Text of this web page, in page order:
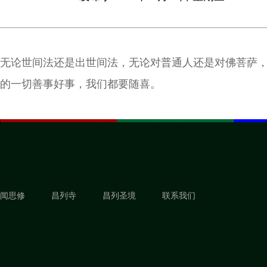
无论世间法还是出世间法，无论对普通人还是对佛菩萨
的一切善事好事，我们都要随喜。
闻思修 昌列寺 昌列圣境 联系我们